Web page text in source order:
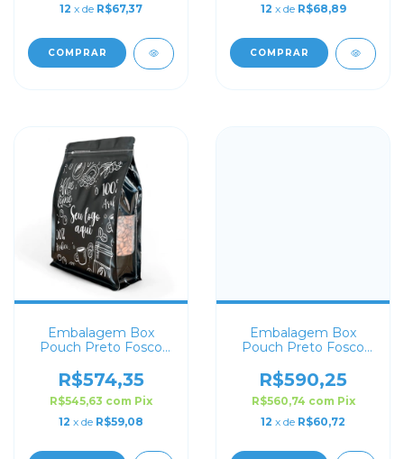
12 x de R$67,37
COMPRAR
12 x de R$68,89
COMPRAR
Embalagem Box
Pouch Preto Fosco
Personalizado
R$574,35
R$545,63 com Pix
12 x de R$59,08
Embalagem Box
Pouch Preto Fosco
Personalizado
R$590,25
R$560,74 com Pix
12 x de R$60,72